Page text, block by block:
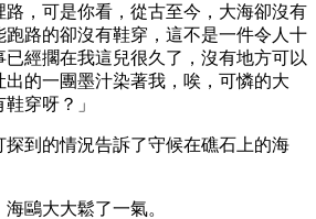
路，可是你看，從古至今，大海卻沒有
跑路的卻沒有鞋穿，這不是一件令人十
經擱在我這兒很久了，沒有地方可以
的一團墨汁染著我，唉，可憐的大
穿呀？」
到的情況告訴了守候在礁石上的海
鷗大大鬆了一氣。